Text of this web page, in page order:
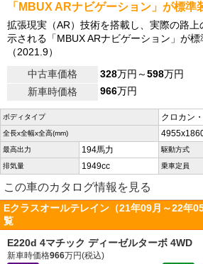
「MBUX ARナビゲーション」が標準
拡張現実（AR）技術を搭載し、実際の路
示される「MBUX ARナビゲーション」が標
（2021.9）
中古車価格
328万円～598万円
新車時価格
966万円
ボディタイプ クロカン
全長x全幅x全高(mm)
最高出力 194馬力 駆動方式
排気量 1949cc 乗車定員
この車のカタログ情報を見る
Eクラスオールテレイン（21年09月～22年
覧
E220d 4マチック ディーゼルターボ 4WD
新車時価格966万円(税込)